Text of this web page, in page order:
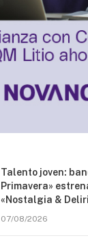
Talento joven:
Primavera»
«Nostalgia &
07/08/2026